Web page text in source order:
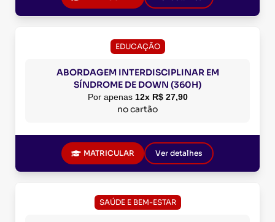
EDUCAÇÃO
ABORDAGEM INTERDISCIPLINAR EM
SÍNDROME DE DOWN (360H)
Por apenas 12x R$ 27,90
no cartão
MATRICULAR Ver detalhes
SAÚDE E BEM-ESTAR